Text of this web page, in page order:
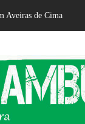
Cima 1 mês